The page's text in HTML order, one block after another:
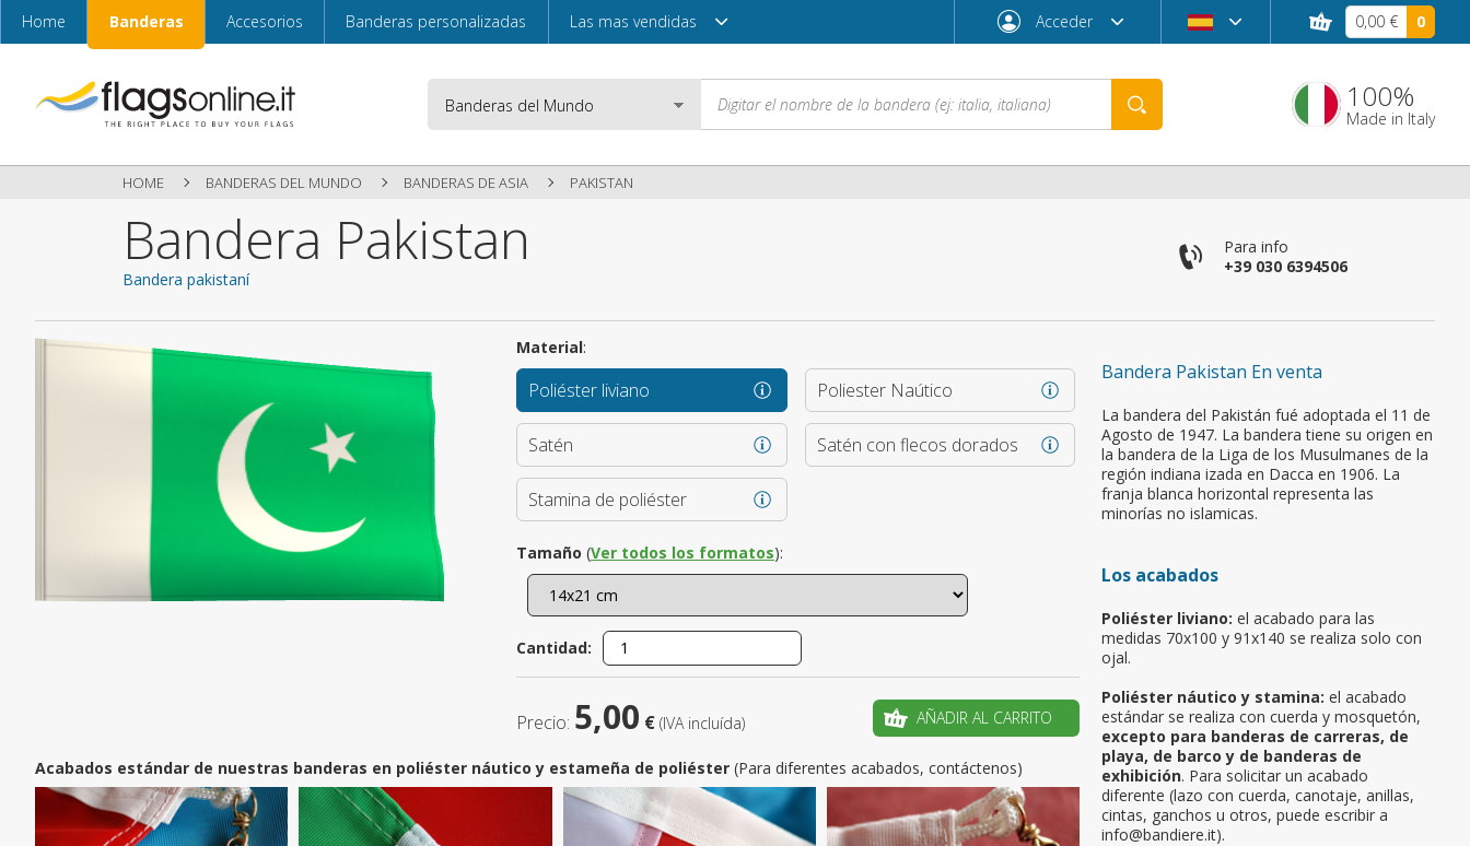
Home Banderas Accesorios Banderas personalizadas Las mas vendidas Acceder
Acceder
CREAR UNA NUEVA CUENTA
0,00 € 0
100%
Made in Italy
HOME BANDERAS DEL MUNDO BANDERAS DE ASIA PAKISTAN
Bandera Pakistan
Bandera pakistaní
Para info
+39 030 6394506
Bandera Pakistan En venta
La bandera del Pakistán fué adoptada el 11 de
Agosto de 1947. La bandera tiene su origen en
la bandera de la Liga de los Musulmanes de la
región indiana izada en Dacca en 1906. La
franja blanca horizontal representa las
minorías no islamicas.
Los acabados
Poliéster liviano: el acabado para las
medidas 70x100 y 91x140 se realiza solo con
ojal.
Poliéster náutico y stamina: el acabado
estándar se realiza con cuerda y mosquetón,
excepto para banderas de carreras, de
playa, de barco y de banderas de
exhibición. Para solicitar un acabado
diferente (lazo con cuerda, canotaje, anillas,
cintas, ganchos u otros, puede escribir a
info@bandiere.it).
Material:
Poliéster liviano Poliester Naútico
Satén Satén con flecos dorados
Stamina de poliéster
Tamaño (Ver todos los formatos):
Cantidad:
Precio: 5,00 € (IVA incluída) AÑADIR AL CARRITO
Acabados estándar de nuestras banderas en poliéster náutico y estameña de poliéster (Para diferentes acabados, contáctenos)